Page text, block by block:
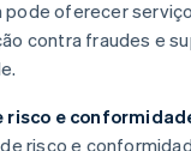
pode oferecer
contra fraudes e
risco e
risco e